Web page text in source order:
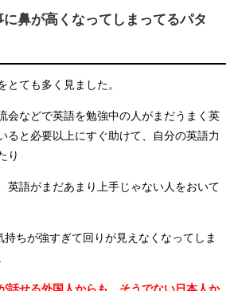
鼻が高くなってしまってるパタ
とても多く見ました。
会などで英語を勉強中の人がまだうまく英
ると必要以上にすぐ助けて、自分の英語力
り
英語がまだあまり上手じゃない人をおいて
持ちが強すぎて回りが見えなくなってしま
話せる外国人からも、そうでない日本人か